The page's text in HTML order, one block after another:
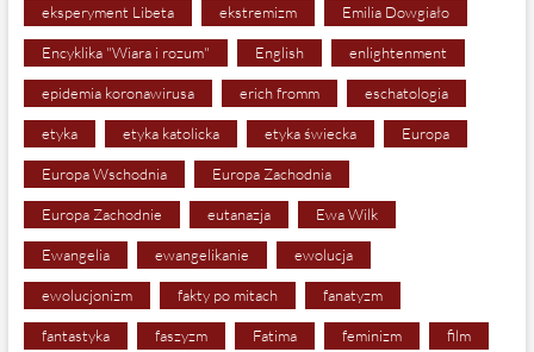
eksperyment Libeta ekstremizm Emilia Dowgiało
Encyklika "Wiara i rozum" English enlightenment
epidemia koronawirusa erich fromm eschatologia
etyka etyka katolicka etyka świecka Europa
Europa Wschodnia Europa Zachodnia
Europa Zachodnie eutanazja Ewa Wilk
Ewangelia ewangelikanie ewolucja
ewolucjonizm fakty po mitach fanatyzm
fantastyka faszyzm Fatima feminizm film